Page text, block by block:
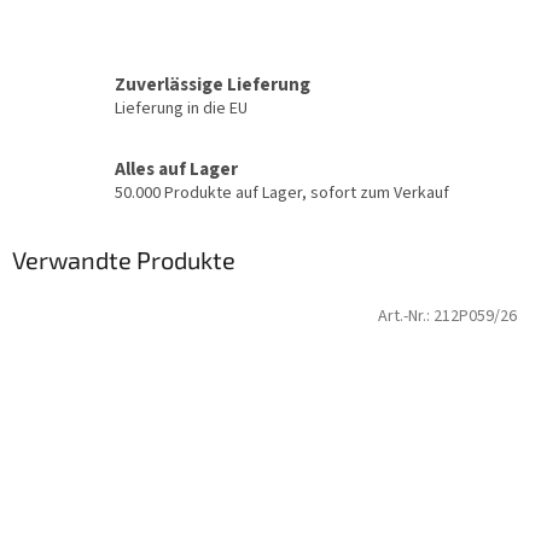
Zuverlässige Lieferung
Lieferung in die EU
Alles auf Lager
50.000 Produkte auf Lager, sofort zum Verkauf
Verwandte Produkte
Art.-Nr.: 212P059/26